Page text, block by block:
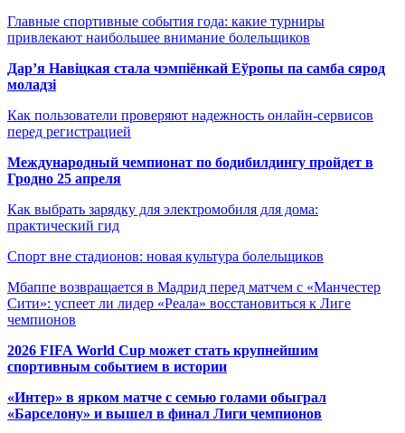
Главные спортивные события года: какие турниры
привлекают наибольшее внимание болельщиков
Дар’я Навіцкая стала чэмпіёнкай Еўропы па самба сярод
моладзі
Как пользователи проверяют надежность онлайн-сервисов
перед регистрацией
Международный чемпионат по бодибилдингу пройдет в
Гродно 25 апреля
Как выбрать зарядку для электромобиля для дома:
практический гид
Спорт вне стадионов: новая культура болельщиков
Мбаппе возвращается в Мадрид перед матчем с «Манчестер
Сити»: успеет ли лидер «Реала» восстановиться к Лиге
чемпионов
2026 FIFA World Cup может стать крупнейшим
спортивным событием в истории
«Интер» в ярком матче с семью голами обыграл
«Барселону» и вышел в финал Лиги чемпионов